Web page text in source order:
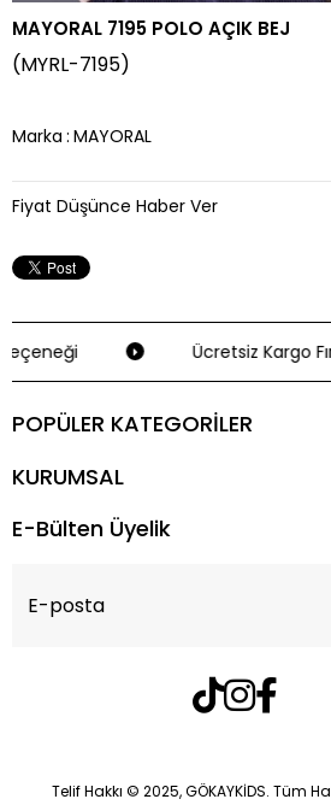
MAYORAL 7195 POLO AÇIK BEJ
(MYRL-7195)
Marka : MAYORAL
Fiyat Düşünce Haber Ver
Ücretsiz Kargo
POPÜLER KATEGORİLER
KURUMSAL
E-Bülten Üyelik
Telif Hakkı © 2025, GÖKAYKİDS. Tüm